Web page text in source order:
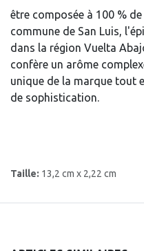
être composée à 100 %
commune de San Luis,
dans la région Vuelta
confère un arôme
unique de la marque tout
de sophistication.
Taille: 13,2 cm x 2,22 cm